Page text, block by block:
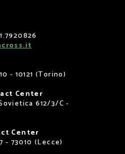
- 10121 (Torino)
Center
612/3/C -
Center
- 73010 (Lecce)